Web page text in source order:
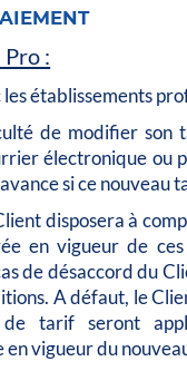
:
établissements
de modifier son
électronique ou
si ce nouveau
disposera à
en vigueur de
de désaccord du
A défaut, le
tarif seront
vigueur du